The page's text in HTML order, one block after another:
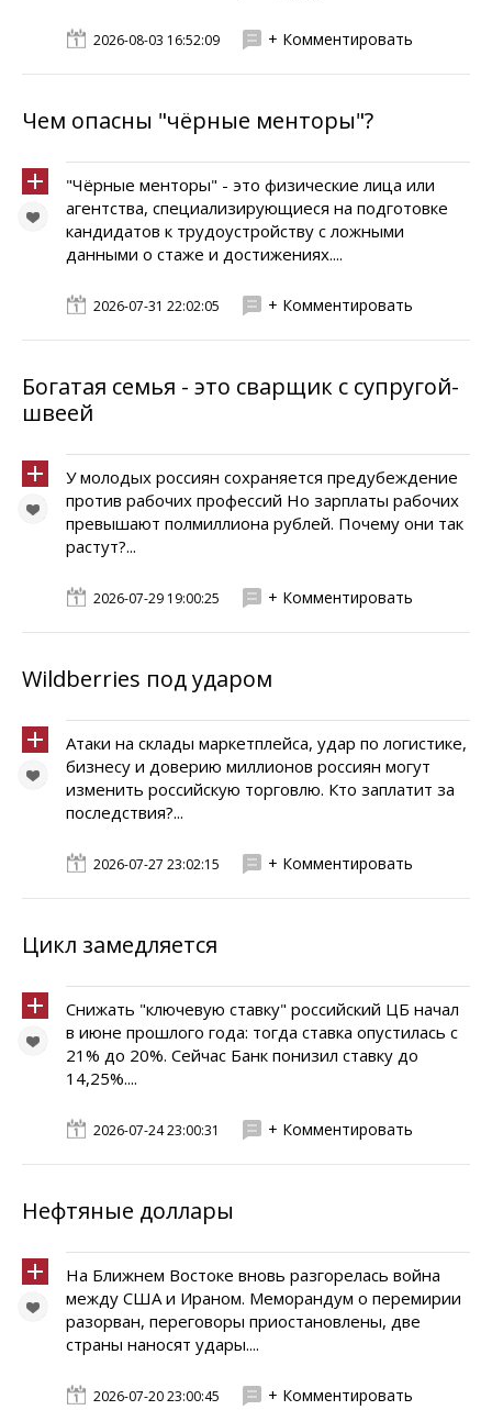
2026-08-03 16:52:09 + Комментировать
Чем опасны "чёрные менторы"?
"Чёрные менторы" - это физические лица или
агентства, специализирующиеся на подготовке
кандидатов к трудоустройству с ложными
данными о стаже и достижениях....
2026-07-31 22:02:05 + Комментировать
Богатая семья - это сварщик с супругой-
швеей
У молодых россиян сохраняется предубеждение
против рабочих профессий Но зарплаты рабочих
превышают полмиллиона рублей. Почему они так
растут?...
2026-07-29 19:00:25 + Комментировать
Wildberries под ударом
Атаки на склады маркетплейса, удар по логистике,
бизнесу и доверию миллионов россиян могут
изменить российскую торговлю. Кто заплатит за
последствия?...
2026-07-27 23:02:15 + Комментировать
Цикл замедляется
Снижать "ключевую ставку" российский ЦБ начал
в июне прошлого года: тогда ставка опустилась с
21% до 20%. Сейчас Банк понизил ставку до
14,25%....
2026-07-24 23:00:31 + Комментировать
Нефтяные доллары
На Ближнем Востоке вновь разгорелась война
между США и Ираном. Меморандум о перемирии
разорван, переговоры приостановлены, две
страны наносят удары....
2026-07-20 23:00:45 + Комментировать